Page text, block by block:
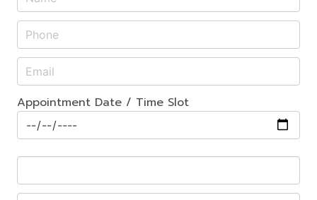
Appointment Date / Time Slot